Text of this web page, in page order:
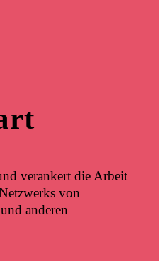
verankert die Arbeit
von
anderen